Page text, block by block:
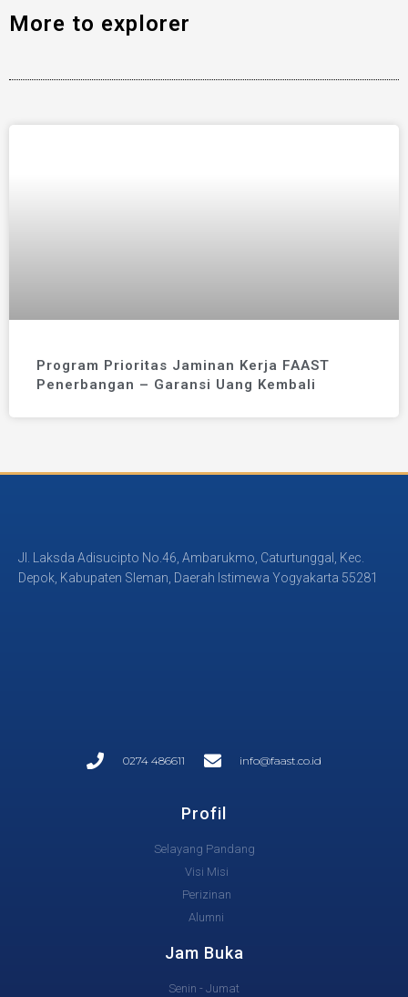
More to explorer
Program Prioritas Jaminan Kerja FAAST
Penerbangan – Garansi Uang Kembali
Jl. Laksda Adisucipto No.46, Ambarukmo, Caturtunggal, Kec.
Depok, Kabupaten Sleman, Daerah Istimewa Yogyakarta 55281
0274 486611 info@faast.co.id
Profil
Selayang Pandang
Visi Misi
Perizinan
Alumni
Jam Buka
Senin - Jumat